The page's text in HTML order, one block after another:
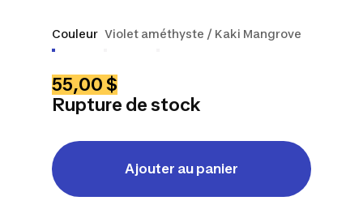
Couleur Violet améthyste / Kaki Mangrove
55,00 $
Rupture de stock
Ajouter au panier